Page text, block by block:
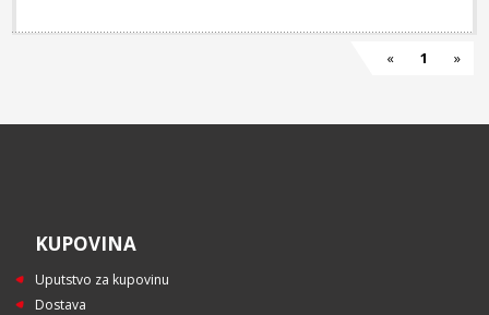
« 1 »
KUPOVINA
Uputstvo za kupovinu
Dostava